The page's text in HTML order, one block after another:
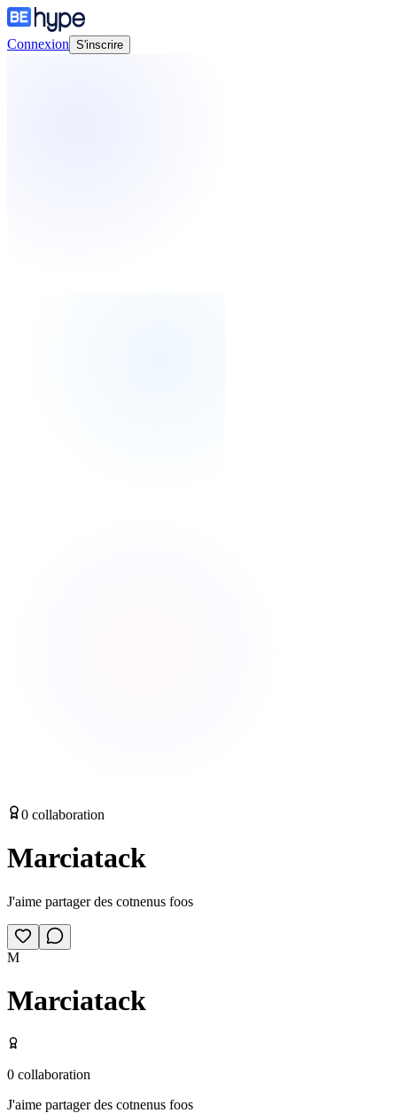
Connexion S'inscrire
0 collaboration
Marciatack
J'aime partager des cotnenus foos
M
Marciatack
0 collaboration
J'aime partager des cotnenus foos